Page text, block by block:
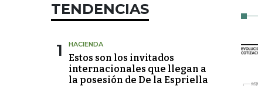
TENDENCIAS
1 HACIENDA
Estos son los invitados
internacionales que llegan a
la posesión de De la Espriella